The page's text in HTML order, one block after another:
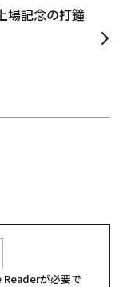
場記念の打鐘
Readerが必要で